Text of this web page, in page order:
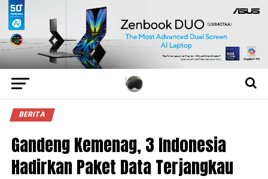
BERITA
Gandeng Kemenag, 3 Indonesia
Hadirkan Paket Data Terjangkau